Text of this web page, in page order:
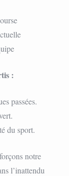
:
passées.
du sport.
notre
l’inattendu